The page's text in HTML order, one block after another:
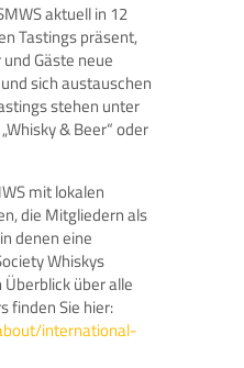
aktuell in 12
Tastings präsent,
Gäste neue
sich austauschen
stehen unter
& Beer“ oder
mit lokalen
die Mitgliedern als
denen eine
Whiskys
über alle
finden Sie hier:
international-